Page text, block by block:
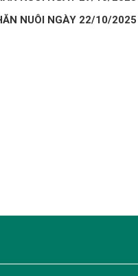
NUÔI NGÀY 22/10/2025